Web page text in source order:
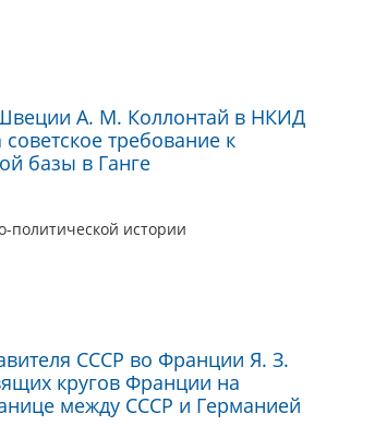
А. М. Коллонтай в НКИД
требование к
базы в Ганге
политической истории
СССР во Франции Я. З.
кругов Франции на
между СССР и Германией